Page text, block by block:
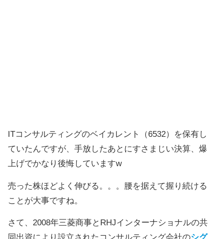
ITコンサルティングのベイカレント（6532）を保有し
ていたんですが、手放したあとにすさまじい決算、爆
上げでかなり後悔していますw
売った株ほどよく伸びる。。。腰を据えて握り続ける
ことが大事ですね。
さて、2008年三菱商事とRHJインターナショナルの共